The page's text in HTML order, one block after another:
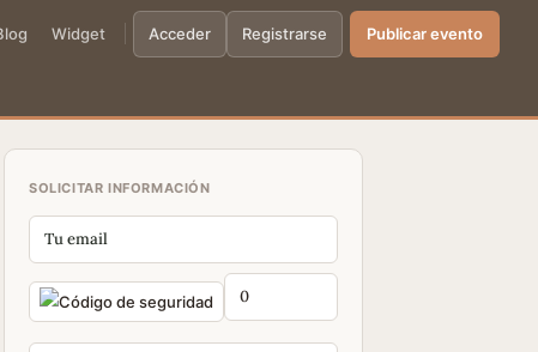
Widget Acceder Registrarse Publicar evento
SOLICITAR INFORMACIÓN